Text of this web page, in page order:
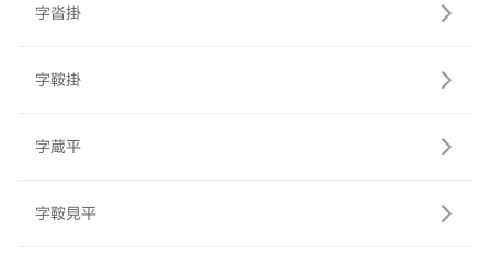
字沓掛
字鞍掛
字蔵平
字鞍見平